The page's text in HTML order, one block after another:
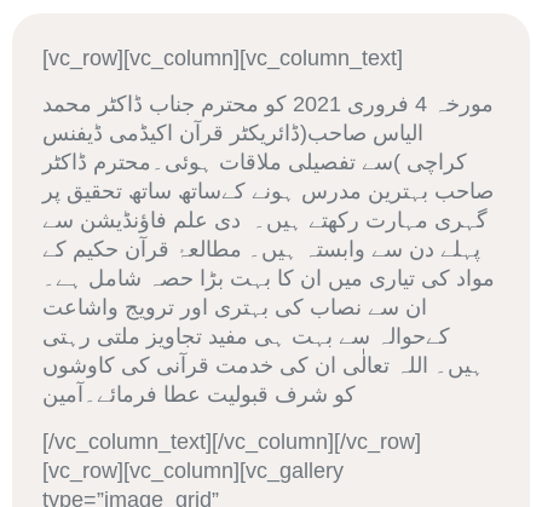
[vc_row][vc_column][vc_column_text]
مورخہ 4 فروری 2021 کو محترم جناب ڈاکٹر محمد
الیاس صاحب(ڈائریکٹر قرآن اکیڈمی ڈیفنس
کراچی )سے تفصیلی ملاقات ہوئی۔محترم ڈاکٹر
صاحب بہترین مدرس ہونے کےساتھ ساتھ تحقیق پر
گہری مہارت رکھتے ہیں۔ دی علم فاؤنڈیشن سے
پہلے دن سے وابستہ ہیں۔ مطالعۂ قرآن حکیم کے
مواد کی تیاری میں ان کا بہت بڑا حصہ شامل ہے۔
ان سے نصاب کی بہتری اور ترویج واشاعت
کےحوالہ سے بہت ہی مفید تجاویز ملتی رہتی
ہیں۔ اللہ تعالٰی ان کی خدمت قرآنی کی کاوشوں
کو شرف قبولیت عطا فرمائے۔آمین
[/vc_column_text][/vc_column][/vc_row]
[vc_row][vc_column][vc_gallery
type=”image_grid”